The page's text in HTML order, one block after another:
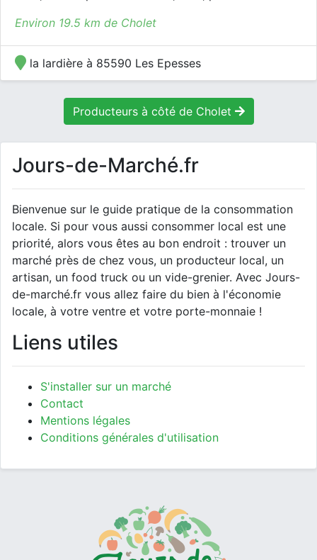
Environ 19.5 km de Cholet
la lardière à 85590 Les Epesses
Producteurs à côté de Cholet
Jours-de-Marché.fr
Bienvenue sur le guide pratique de la consommation
locale. Si pour vous aussi consommer local est une
priorité, alors vous êtes au bon endroit : trouver un
marché près de chez vous, un producteur local, un
artisan, un food truck ou un vide-grenier. Avec Jours-
de-marché.fr vous allez faire du bien à l'économie
locale, à votre ventre et votre porte-monnaie !
Liens utiles
S'installer sur un marché
Contact
Mentions légales
Conditions générales d'utilisation